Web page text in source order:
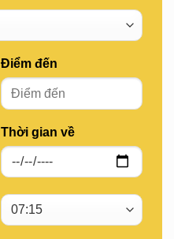
Điểm đến
Thời gian về